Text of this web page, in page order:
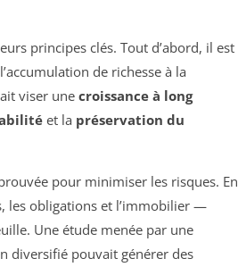
principes clés. Tout d’abord, il est
de richesse à la
viser une croissance à long
et la préservation du
pour minimiser les risques. En
les obligations et l’immobilier —
Une étude menée par une
diversifié pouvait générer des